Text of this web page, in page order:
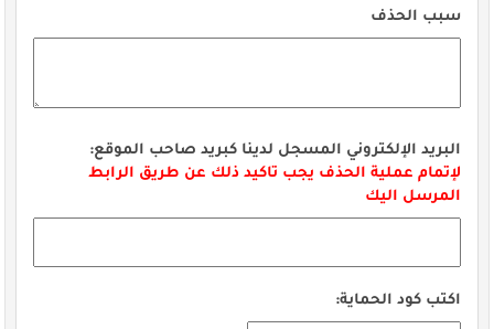
سبب الحذف
البريد الإلكتروني المسجل لدينا كبريد صاحب الموقع:
لإتمام عملية الحذف يجب تاكيد ذلك عن طريق الرابط
المرسل اليك
اكتب كود الحماية: